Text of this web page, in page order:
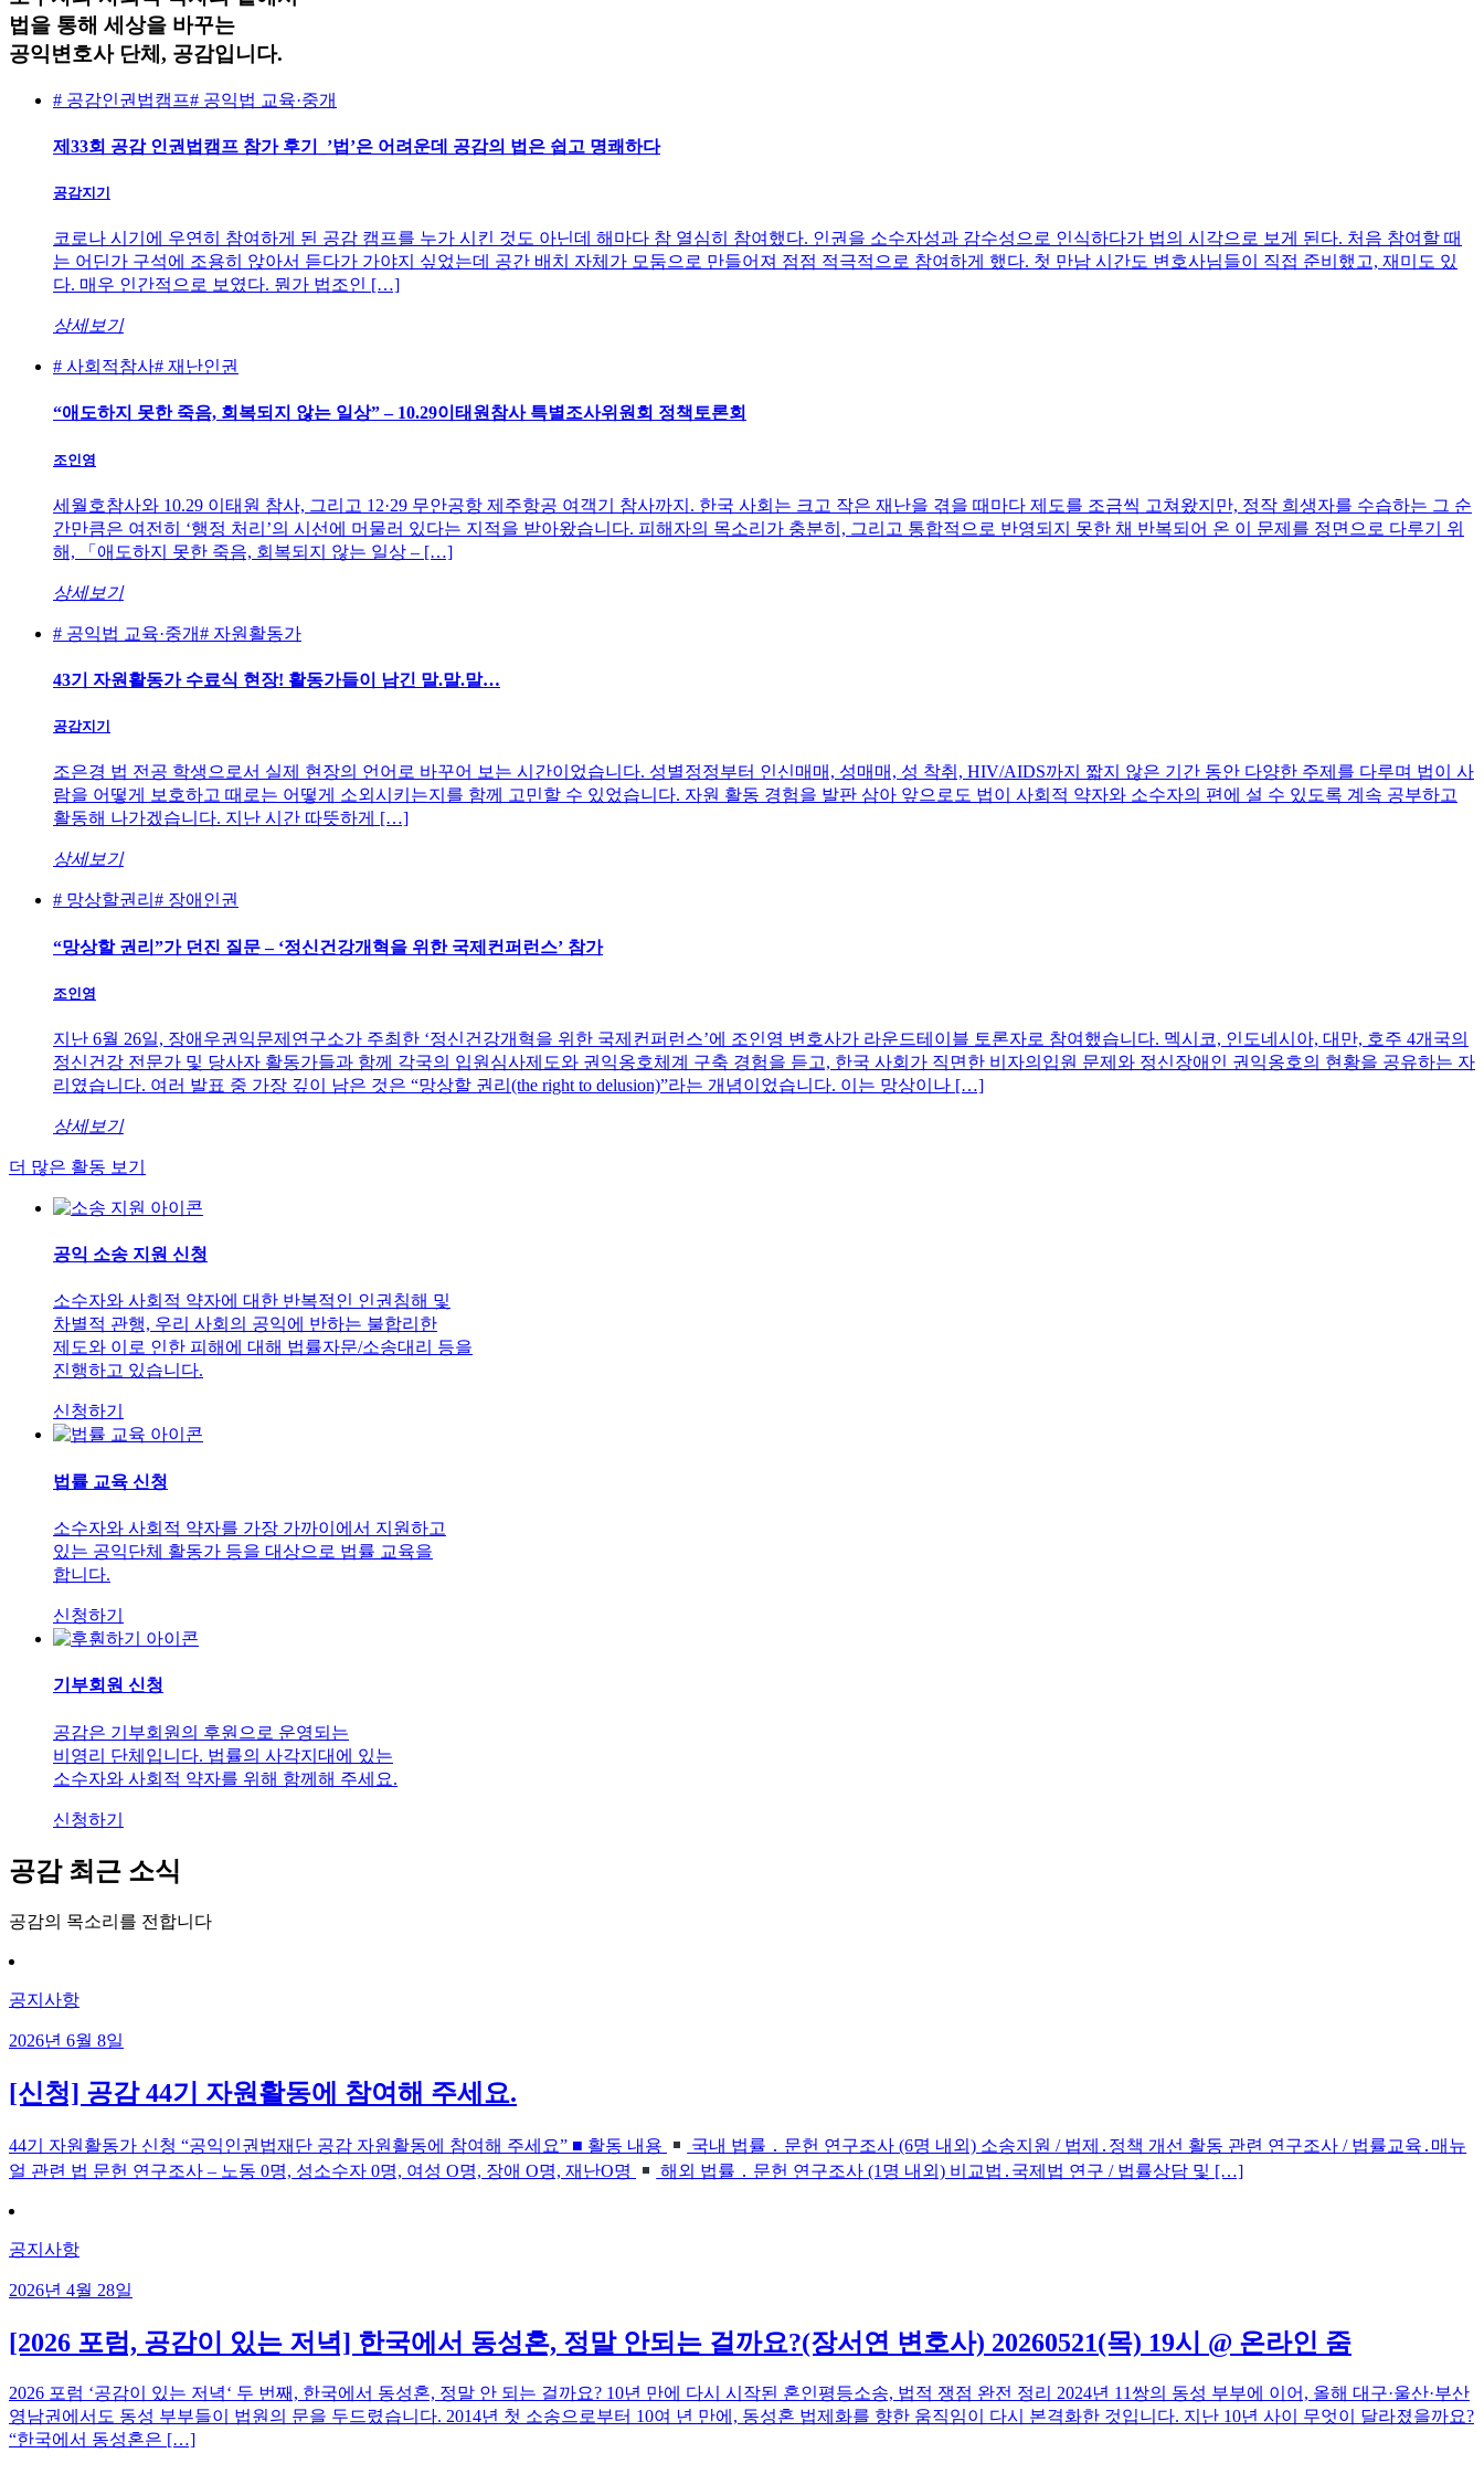
법을 통해 세상을 바꾸는
공익변호사 단체, 공감입니다.
# 공감인권법캠프# 공익법 교육·중개
제33회 공감 인권법캠프 참가 후기_’법’은 어려운데 공감의 법은 쉽고 명쾌하다
공감지기
코로나 시기에 우연히 참여하게 된 공감 캠프를 누가 시킨 것도 아닌데 해마다 참 열심히 참여했다. 인권을 소수자성과 감수성으로 인식하다가 법의 시각으로 보게 된다. 처음 참여할 때
는 어딘가 구석에 조용히 앉아서 듣다가 가야지 싶었는데 공간 배치 자체가 모둠으로 만들어져 점점 적극적으로 참여하게 했다. 첫 만남 시간도 변호사님들이 직접 준비했고, 재미도 있
다. 매우 인간적으로 보였다. 뭔가 법조인 […]
상세보기
# 사회적참사# 재난인권
“애도하지 못한 죽음, 회복되지 않는 일상” – 10.29이태원참사 특별조사위원회 정책토론회
조인영
세월호참사와 10.29 이태원 참사, 그리고 12·29 무안공항 제주항공 여객기 참사까지. 한국 사회는 크고 작은 재난을 겪을 때마다 제도를 조금씩 고쳐왔지만, 정작 희생자를 수습하는 그 순
간만큼은 여전히 ‘행정 처리’의 시선에 머물러 있다는 지적을 받아왔습니다. 피해자의 목소리가 충분히, 그리고 통합적으로 반영되지 못한 채 반복되어 온 이 문제를 정면으로 다루기 위
해, 「애도하지 못한 죽음, 회복되지 않는 일상 – […]
상세보기
# 공익법 교육·중개# 자원활동가
43기 자원활동가 수료식 현장! 활동가들이 남긴 말.말.말…
공감지기
조은경 법 전공 학생으로서 실제 현장의 언어로 바꾸어 보는 시간이었습니다. 성별정정부터 인신매매, 성매매, 성 착취, HIV/AIDS까지 짧지 않은 기간 동안 다양한 주제를 다루며 법이 사
람을 어떻게 보호하고 때로는 어떻게 소외시키는지를 함께 고민할 수 있었습니다. 자원 활동 경험을 발판 삼아 앞으로도 법이 사회적 약자와 소수자의 편에 설 수 있도록 계속 공부하고
활동해 나가겠습니다. 지난 시간 따뜻하게 […]
상세보기
# 망상할권리 # 장애인권
“망상할 권리”가 던진 질문 – ‘정신건강개혁을 위한 국제컨퍼런스’ 참가
조인영
지난 6월 26일, 장애우권익문제연구소가 주최한 ‘정신건강개혁을 위한 국제컨퍼런스’에 조인영 변호사가 라운드테이블 토론자로 참여했습니다. 멕시코, 인도네시아, 대만, 호주 4개국의
정신건강 전문가 및 당사자 활동가들과 함께 각국의 입원심사제도와 권익옹호체계 구축 경험을 듣고, 한국 사회가 직면한 비자의입원 문제와 정신장애인 권익옹호의 현황을 공유하는 자
리였습니다. 여러 발표 중 가장 깊이 남은 것은 “망상할 권리(the right to delusion)”라는 개념이었습니다. 이는 망상이나 […]
상세보기
더 많은 활동 보기
공익 소송 지원 신청
소수자와 사회적 약자에 대한 반복적인 인권침해 및
차별적 관행, 우리 사회의 공익에 반하는 불합리한
제도와 이로 인한 피해에 대해 법률자문/소송대리 등을
진행하고 있습니다.
신청하기
법률 교육 신청
소수자와 사회적 약자를 가장 가까이에서 지원하고
있는 공익단체 활동가 등을 대상으로 법률 교육을
합니다.
신청하기
기부회원 신청
공감은 기부회원의 후원으로 운영되는
비영리 단체입니다. 법률의 사각지대에 있는
소수자와 사회적 약자를 위해 함께해 주세요.
신청하기
공감 최근 소식
공감의 목소리를 전합니다
공지사항
2026년 6월 8일
[신청] 공감 44기 자원활동에 참여해 주세요.
44기 자원활동가 신청 “공익인권법재단 공감 자원활동에 참여해 주세요” ■ 활동 내용
국내 법률 ․ 문헌 연구조사 (6명 내외) 소송지원 / 법제․정책 개선 활동 관련 연구조사 / 법률교육․매뉴
얼 관련 법 문헌 연구조사 – 노동 0명, 성소수자 0명, 여성 O명, 장애 O명, 재난O명
해외 법률 ․ 문헌 연구조사 (1명 내외) 비교법․국제법 연구 / 법률상담 및 […]
공지사항
2026년 4월 28일
[2026 포럼, 공감이 있는 저녁] 한국에서 동성혼, 정말 안되는 걸까요?(장서연 변호사) 20260521(목) 19시 @ 온라인 줌
2026 포럼 ‘공감이 있는 저녁‘ 두 번째, 한국에서 동성혼, 정말 안 되는 걸까요? 10년 만에 다시 시작된 혼인평등소송, 법적 쟁점 완전 정리 2024년 11쌍의 동성 부부에 이어, 올해 대구·울산·부산
영남권에서도 동성 부부들이 법원의 문을 두드렸습니다. 2014년 첫 소송으로부터 10여 년 만에, 동성혼 법제화를 향한 움직임이 다시 본격화한 것입니다. 지난 10년 사이 무엇이 달라졌을까요?
“한국에서 동성혼은 […]